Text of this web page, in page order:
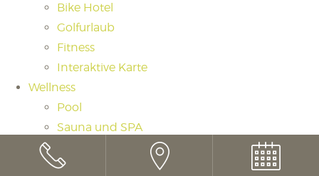
Bike Hotel
Golfurlaub
Fitness
Interaktive Karte
Wellness
Pool
Sauna und SPA
Massagen und Beauty